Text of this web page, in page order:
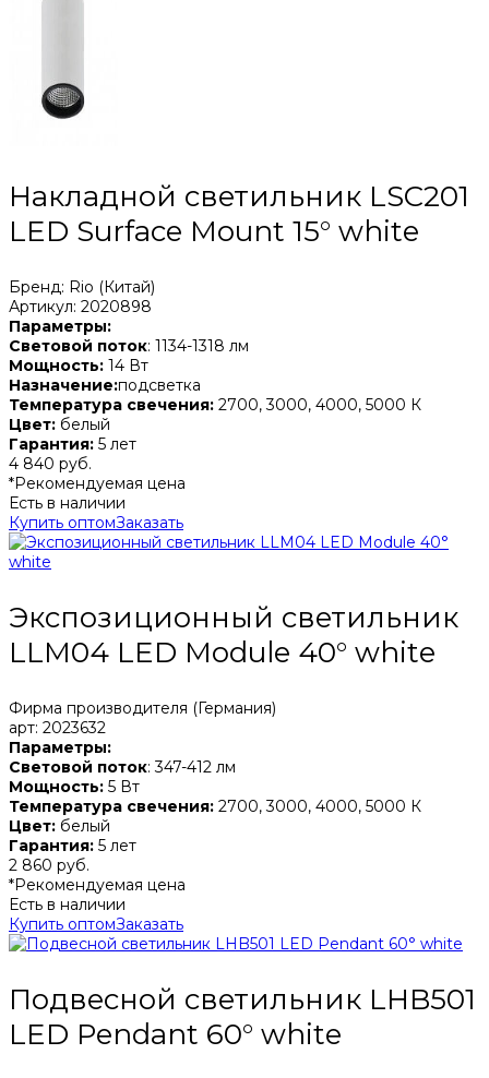
Накладной светильник LSC201
LED Surface Mount 15° white
Бренд: Rio (Китай)
Артикул: 2020898
Параметры:
Световой поток: 1134-1318 лм
Мощность: 14 Вт
Назначение:подсветка
Температура свечения: 2700, 3000, 4000, 5000 К
Цвет: белый
Гарантия: 5 лет
4 840 руб.
*Рекомендуемая цена
Есть в наличии
Купить оптомЗаказать
Экспозиционный светильник
LLM04 LED Module 40° white
Фирма производителя (Германия)
арт: 2023632
Параметры:
Световой поток: 347-412 лм
Мощность: 5 Вт
Температура свечения: 2700, 3000, 4000, 5000 К
Цвет: белый
Гарантия: 5 лет
2 860 руб.
*Рекомендуемая цена
Есть в наличии
Купить оптомЗаказать
Подвесной светильник LHB501
LED Pendant 60° white